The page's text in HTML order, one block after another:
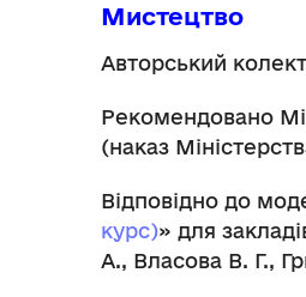
Мистецтво
Авторський
Рекомендовано
(наказ
Відповідно до
курс)» для
А., Власова В. Г.,